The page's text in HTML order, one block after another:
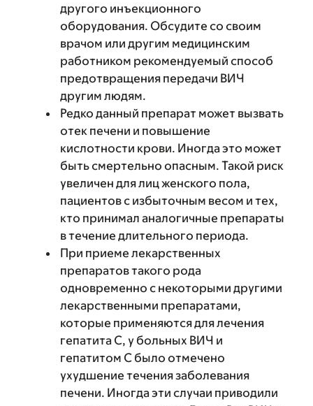
другого инъекционного
оборудования. Обсудите со своим
врачом или другим медицинским
работником рекомендуемый способ
предотвращения передачи ВИЧ
другим людям.
Редко данный препарат может вызвать
отек печени и повышение
кислотности крови. Иногда это может
быть смертельно опасным. Такой риск
увеличен для лиц женского пола,
пациентов с избыточным весом и тех,
кто принимал аналогичные препараты
в течение длительного периода.
При приеме лекарственных
препаратов такого рода
одновременно с некоторыми другими
лекарственными препаратами,
которые применяются для лечения
гепатита С, у больных ВИЧ и
гепатитом С было отмечено
ухудшение течения заболевания
печени. Иногда эти случаи приводили